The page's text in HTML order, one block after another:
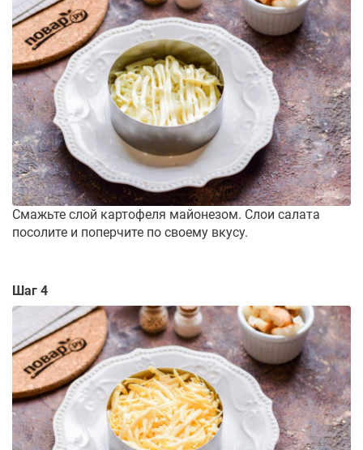
Смажьте слой картофеля майонезом. Слои салата
посолите и поперчите по своему вкусу.
Шаг 4